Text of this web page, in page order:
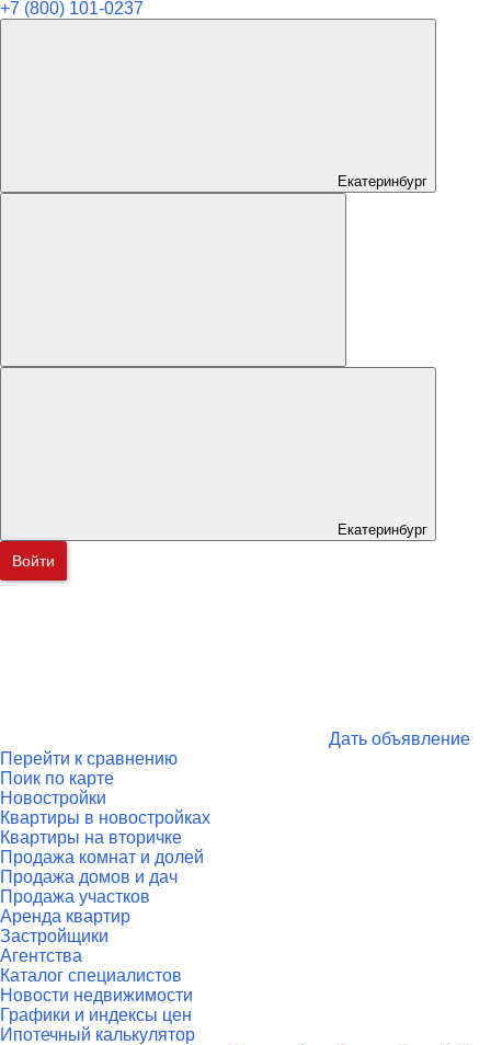
+7 (800) 101-0237
Екатеринбург
Екатеринбург
Войти
Дать объявление
Перейти к сравнению
Поик по карте
Новостройки
Квартиры в новостройках
Квартиры на вторичке
Продажа комнат и долей
Продажа домов и дач
Продажа участков
Аренда квартир
Застройщики
Агентства
Каталог специалистов
Новости недвижимости
Графики и индексы цен
Ипотечный калькулятор